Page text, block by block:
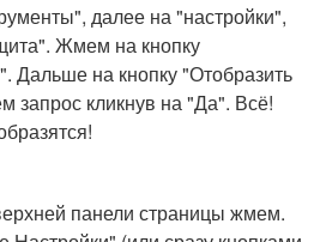
далее на "настройки",
Жмем на кнопку
на кнопку "Отобразить
запрос кликнув на "Да". Всё!
панели страницы жмем.